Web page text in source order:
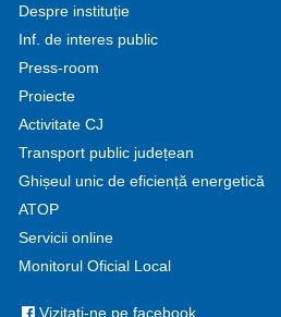
Despre instituție
Inf. de interes public
Press-room
Proiecte
Activitate CJ
Transport public județean
Ghișeul unic de eficiență energetică
ATOP
Servicii online
Monitorul Oficial Local
Vizitați-ne pe facebook